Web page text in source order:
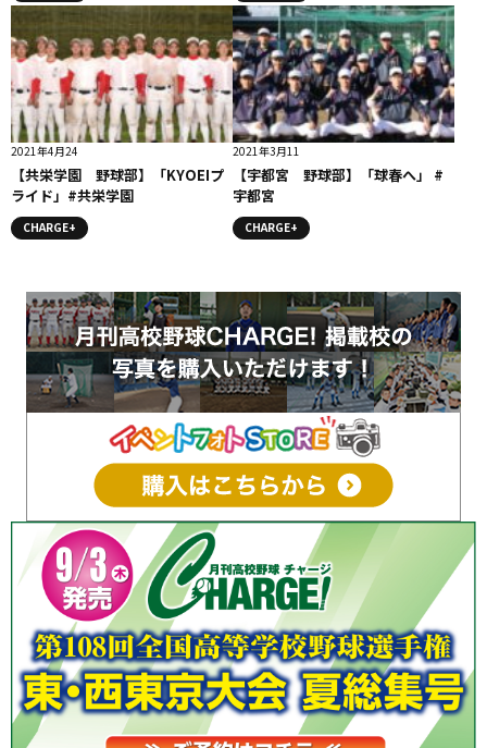
2021年4月24
【共栄学園 野球部】「KYOEIプ
ライド」#共栄学園
CHARGE+
2021年3月11
【宇都宮 野球部】「球春へ」 #
宇都宮
CHARGE+